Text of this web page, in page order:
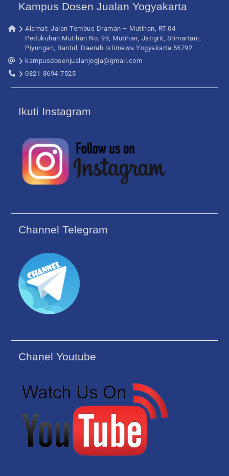
Kampus Dosen Jualan Yogyakarta
Alamat: Jalan Tembus Draman – Mutihan, RT.04
Pedukuhan Mutihan No. 99, Mutihan, Jatigrit, Srimartani,
Piyungan, Bantul, Daerah Istimewa Yogyakarta 55792
kampusdosenjualanjogja@gmail.com
0821-3694-7525
Ikuti Instagram
Channel Telegram
Chanel Youtube